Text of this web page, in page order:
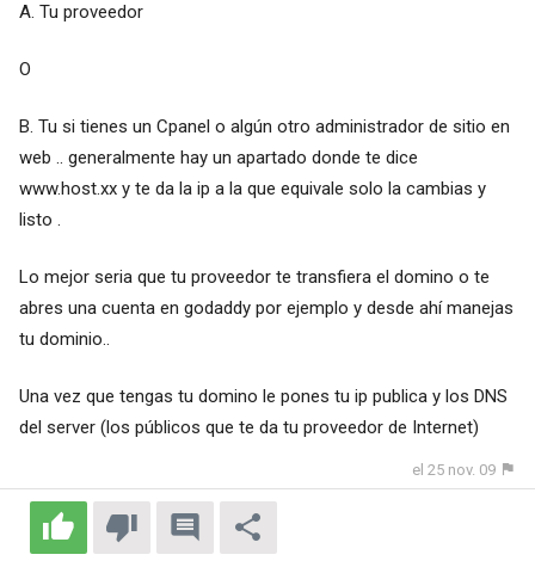
A. Tu proveedor
O
B. Tu si tienes un Cpanel o algún otro administrador de sitio en
web .. generalmente hay un apartado donde te dice
www.host.xx y te da la ip a la que equivale solo la cambias y
listo .
Lo mejor seria que tu proveedor te transfiera el domino o te
abres una cuenta en godaddy por ejemplo y desde ahí manejas
tu dominio..
Una vez que tengas tu domino le pones tu ip publica y los DNS
del server (los públicos que te da tu proveedor de Internet)
el 25 nov. 09